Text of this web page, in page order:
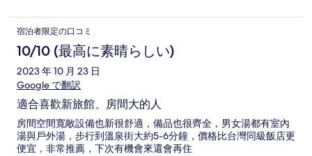
宿泊者限定の口コミ
10/10 (最高に素晴らしい)
2023 年 10 月 23 日
Google で翻訳
適合喜歡新旅館、房間大的人
房間空間寬敞設備也新很舒適，備品也很齊全，男女湯都有室內
湯與戶外湯，步行到溫泉街大約5-6分鐘，價格比台灣同級飯店更
便宜，非常推薦，下次有機會來還會再住